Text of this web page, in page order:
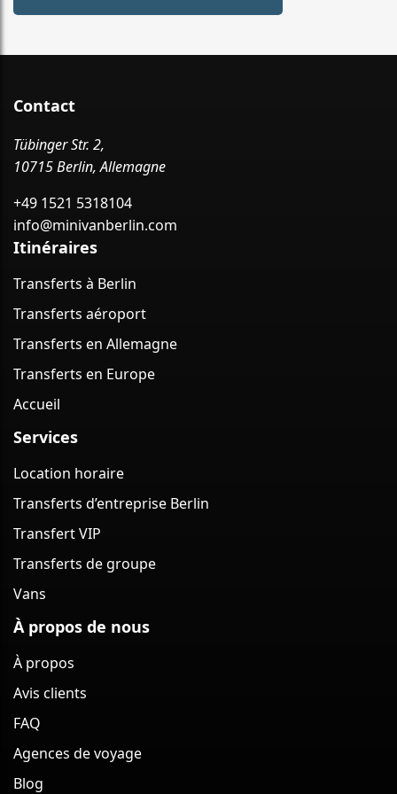
Contact
Tübinger Str. 2,
10715 Berlin, Allemagne
+49 1521 5318104
info@minivanberlin.com
Itinéraires
Transferts à Berlin
Transferts aéroport
Transferts en Allemagne
Transferts en Europe
Accueil
Services
Location horaire
Transferts d’entreprise Berlin
Transfert VIP
Transferts de groupe
Vans
À propos de nous
À propos
Avis clients
FAQ
Agences de voyage
Blog